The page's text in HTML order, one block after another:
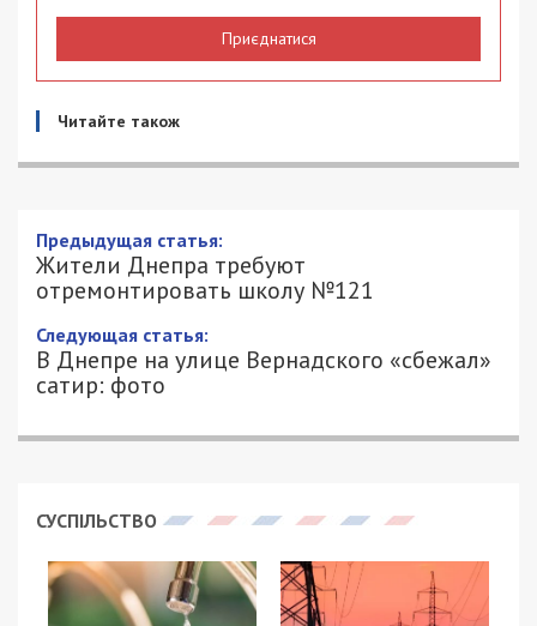
Приєднатися
Читайте також
Предыдущая статья:
Жители Днепра требуют
отремонтировать школу №121
Следующая статья:
В Днепре на улице Вернадского «сбежал»
сатир: фото
СУСПІЛЬСТВО